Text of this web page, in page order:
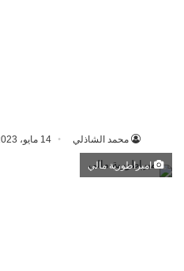
محمد الشاذلي 14 مايو، 2023
امبراطورية مالي